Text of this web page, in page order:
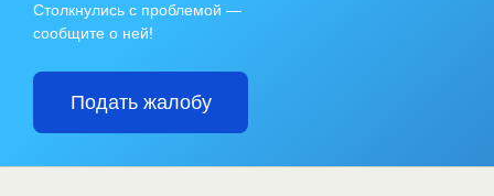
Столкнулись с проблемой —
сообщите о ней!
Подать жалобу